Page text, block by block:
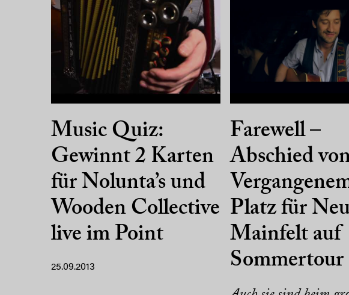
Music Quiz:
Gewinnt 2 Karten
für Nolunta’s und
Wooden Collective
live im Point
25.09.2013
Farewell –
Abschied
Platz für
Mainfelt auf
Sommertour